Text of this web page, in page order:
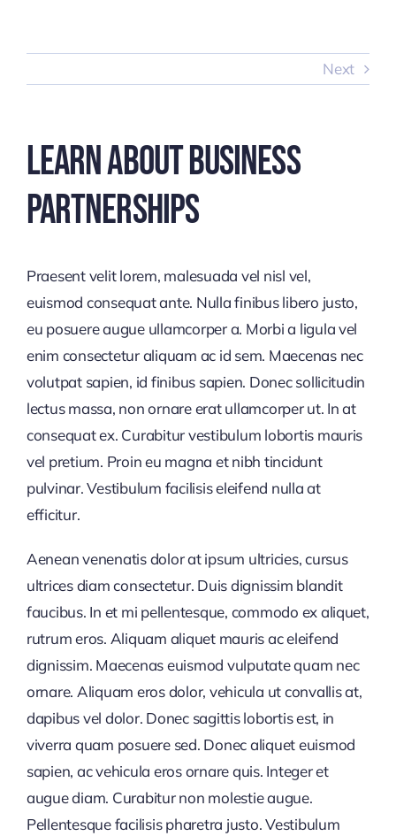
Next
Learn About Business
Partnerships
Praesent velit lorem, malesuada vel nisl vel,
euismod consequat ante. Nulla finibus libero justo,
eu posuere augue ullamcorper a. Morbi a ligula vel
enim consectetur aliquam ac id sem. Maecenas nec
volutpat sapien, id finibus sapien. Donec sollicitudin
lectus massa, non ornare erat ullamcorper ut. In at
consequat ex. Curabitur vestibulum lobortis mauris
vel pretium. Proin eu magna et nibh tincidunt
pulvinar. Vestibulum facilisis eleifend nulla at
efficitur.
Aenean venenatis dolor at ipsum ultricies, cursus
ultrices diam consectetur. Duis dignissim blandit
faucibus. In et mi pellentesque, commodo ex aliquet,
rutrum eros. Aliquam aliquet mauris ac eleifend
dignissim. Maecenas euismod vulputate quam nec
ornare. Aliquam eros dolor, vehicula ut convallis at,
dapibus vel dolor. Donec sagittis lobortis est, in
viverra quam posuere sed. Donec aliquet euismod
sapien, ac vehicula eros ornare quis. Integer et
augue diam. Curabitur non molestie augue.
Pellentesque facilisis pharetra justo. Vestibulum